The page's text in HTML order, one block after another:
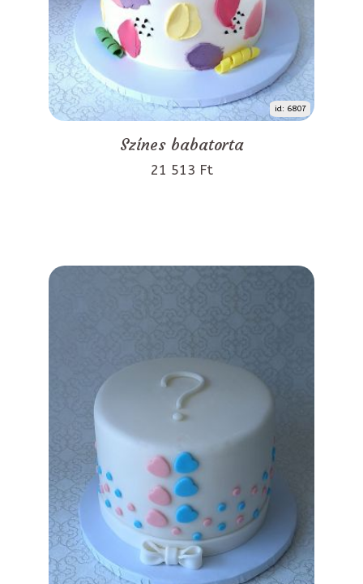
id: 6807
Színes babatorta
21 513 Ft